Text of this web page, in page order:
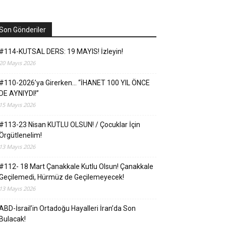
Gönderiler
KUTSAL DERS: 19 MAYIS! İzleyin!
Mayıs 2026
2026’ya Girerken… “İHANET 100 YIL ÖNCE
AYNIYDI!”
Mayıs 2026
23 Nisan KUTLU OLSUN! / Çocuklar İçin
Mayıs 2026
18 Mart Çanakkale Kutlu Olsun! Çanakkale
Hürmüz de Geçilemeyecek!
Mayıs 2026
İsrail’in Ortadoğu Hayalleri İran’da Son